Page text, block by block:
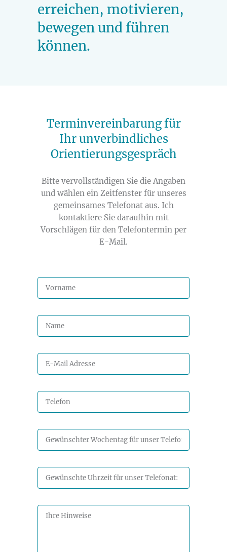
erreichen, motivieren,
bewegen und führen
können.
Terminvereinbarung für
Ihr unverbindliches
Orientierungsgespräch
Bitte vervollständigen Sie die Angaben
und wählen ein Zeitfenster für unseres
gemeinsames Telefonat aus. Ich
kontaktiere Sie daraufhin mit
Vorschlägen für den Telefontermin per
E-Mail.